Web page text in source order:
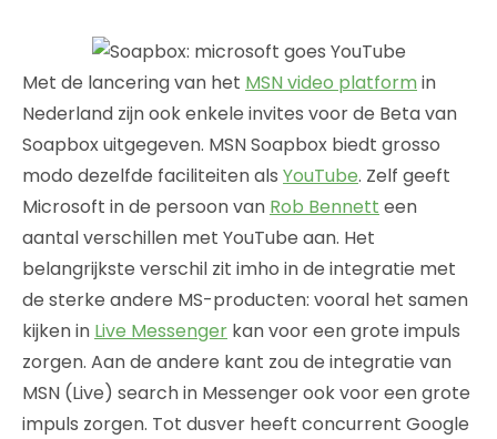
Met de lancering van het MSN video platform in
Nederland zijn ook enkele invites voor de Beta van
Soapbox uitgegeven. MSN Soapbox biedt grosso
modo dezelfde faciliteiten als YouTube. Zelf geeft
Microsoft in de persoon van Rob Bennett een
aantal verschillen met YouTube aan. Het
belangrijkste verschil zit imho in de integratie met
de sterke andere MS-producten: vooral het samen
kijken in Live Messenger kan voor een grote impuls
zorgen. Aan de andere kant zou de integratie van
MSN (Live) search in Messenger ook voor een grote
impuls zorgen. Tot dusver heeft concurrent Google